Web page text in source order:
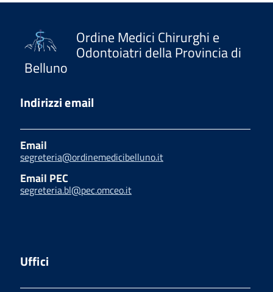
Ordine Medici Chirurghi e
Odontoiatri della Provincia di
Belluno
Indirizzi email
Email
segreteria@ordinemedicibelluno.it
Email PEC
segreteria.bl@pec.omceo.it
Uffici